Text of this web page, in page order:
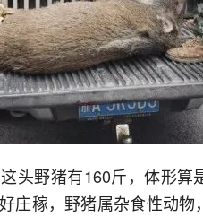
头野猪有160斤，体形算
庄稼，野猪属杂食性动